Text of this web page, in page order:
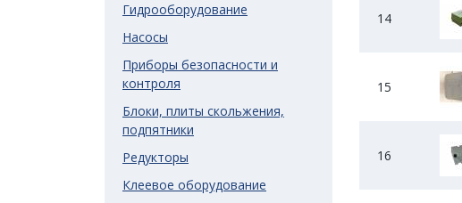
Гидрооборудование
Насосы
Приборы безопасности и
контроля
Блоки, плиты скольжения,
подпятники
Редукторы
Клеевое оборудование
14
15
16